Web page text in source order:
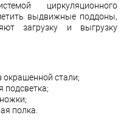
циркуляционного
выдвижные поддоны,
загрузку и выгрузку
окрашенной стали;
подсветка;
полка.